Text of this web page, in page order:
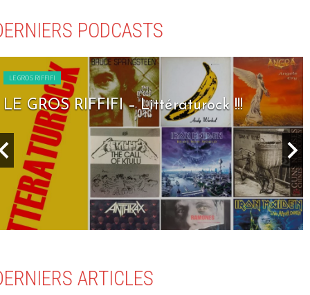
PODCASTS
LE GROS RIFFIFI
LE GROS RIFFIFI – Seven Days To Rock !!!
ARTICLES